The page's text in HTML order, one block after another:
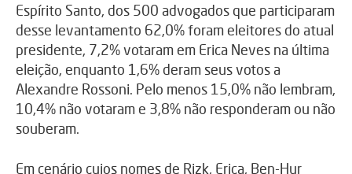
Espírito Santo, dos 500 advogados que participaram
desse levantamento 62,0% foram eleitores do atual
presidente, 7,2% votaram em Erica Neves na última
eleição, enquanto 1,6% deram seus votos a
Alexandre Rossoni. Pelo menos 15,0% não lembram,
10,4% não votaram e 3,8% não responderam ou não
souberam.
Em cenário cujos nomes de Rizk, Erica, Ben-Hur